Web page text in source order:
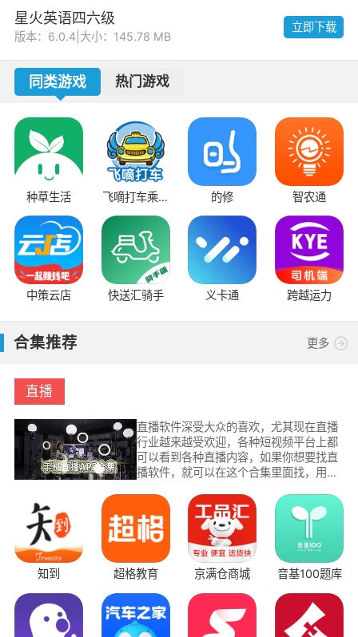
星火英语四六级
版本：6.0.4| 大小：145.78 MB
立即下载
同类游戏 热门游戏
种草生活
飞嘀打车乘客
端
的修 智农通
中策云店 快送汇骑手 义卡通 跨越运力
合集推荐 更多
直播
直播软件深受大众的喜欢，尤其现在直播
行业越来越受欢迎，各种短视频平台上都
可以看到各种直播内容，如果你想要找直
播软件，就可以在这个合集里面找，用户
地址，为用户提供最详细的直播平台。
知到 超格教育 京满仓商城 音基100题库